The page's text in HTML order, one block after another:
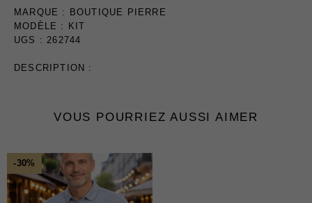
Cravates et Noeuds
Papillons
Gants
EN VEDETTE
Soldes
Certificats-cadeaux
MARQUE :
BOUTIQUE PIERRE
MODÈLE : KIT
UGS : 262744
DESCRIPTION :
VOUS POURRIEZ AUSSI AIMER
-30%